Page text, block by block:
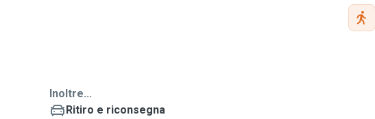
Inoltre...
Ritiro e riconsegna